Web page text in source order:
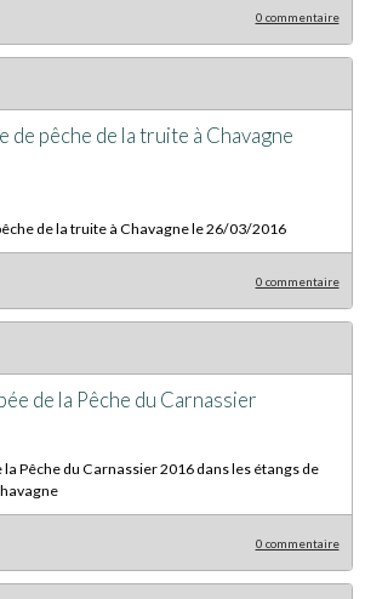
0 commentaire
de pêche de la truite à Chavagne
de la truite à Chavagne le 26/03/2016
0 commentaire
de la Pêche du Carnassier
Pêche du Carnassier 2016 dans les étangs de
0 commentaire